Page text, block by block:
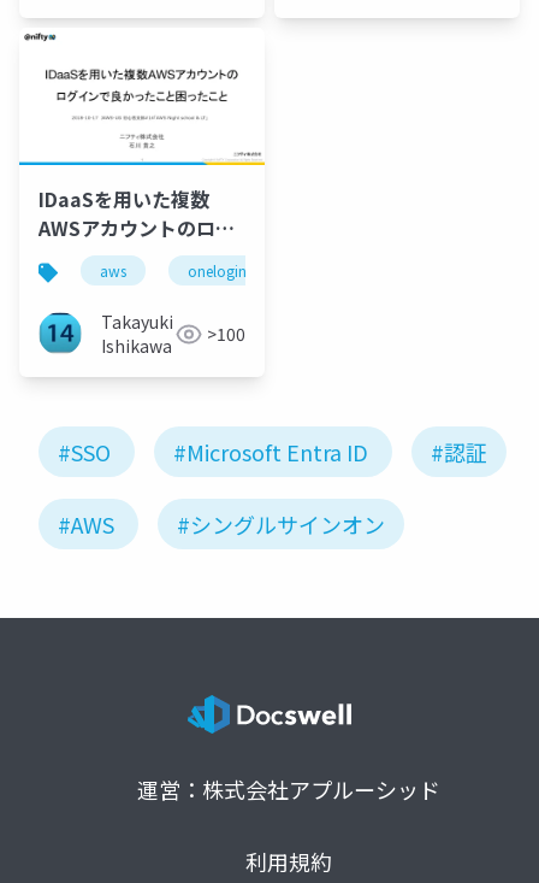
IDaaSを用いた複数
AWSアカウントの​ログ
インで良かったこと困
ったこと​
aws onelogin
Takayuki
Ishikawa
>100
#SSO #Microsoft Entra ID #認証
#AWS #シングルサインオン
運営：株式会社アプルーシッド
利用規約